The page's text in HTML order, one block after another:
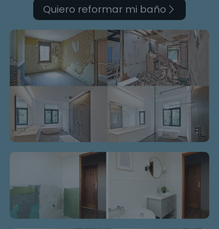
Quiero reformar mi baño